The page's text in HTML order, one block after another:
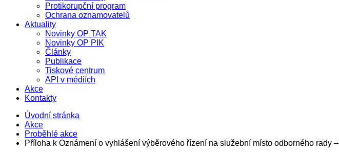
Protikorupční program
Ochrana oznamovatelů
Aktuality
Novinky OP TAK
Novinky OP PIK
Články
Publikace
Tiskové centrum
API v médiích
Akce
Kontakty
Úvodní stránka
Akce
Proběhlé akce
Příloha k Oznámení o vyhlášení výběrového řízení na služební místo odborného rady